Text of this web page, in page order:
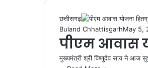
छत्तीसगढ़
Buland ChhattisgarhMay 5,
पीएम आवास
मुख्यमंत्री श्री विष्णुदेव साय ने आज